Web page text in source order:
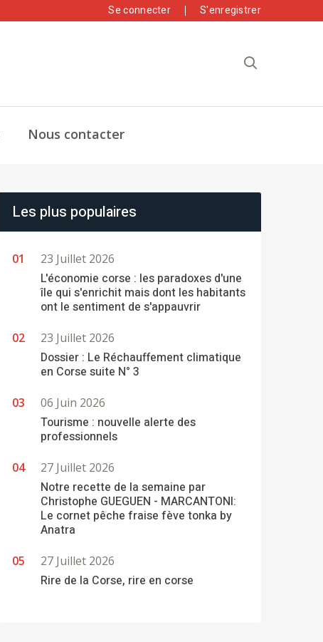
Se connecter S'enregistrer
Nous contacter
Les plus populaires
23 Juillet 2026
L'économie corse : les paradoxes d'une
île qui s'enrichit mais dont les habitants
ont le sentiment de s'appauvrir
23 Juillet 2026
Dossier : Le Réchauffement climatique
en Corse suite N° 3
06 Juin 2026
Tourisme : nouvelle alerte des
professionnels
27 Juillet 2026
Notre recette de la semaine par
Christophe GUEGUEN - MARCANTONI:
Le cornet pêche fraise fève tonka by
Anatra
27 Juillet 2026
Rire de la Corse, rire en corse